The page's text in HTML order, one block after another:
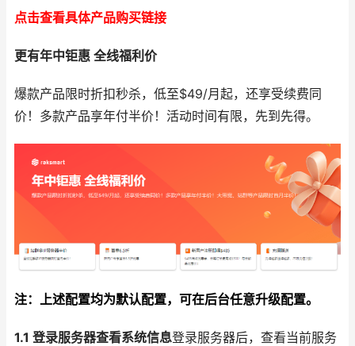
点击查看具体产品购买链接
更有年中钜惠 全线福利价
爆款产品限时折扣秒杀，低至$49/月起，还享受续费同
价！多款产品享年付半价！活动时间有限，先到先得。
注：上述配置均为默认配置，可在后台任意升级配置。
1.1 登录服务器查看系统信息登录服务器后，查看当前服务